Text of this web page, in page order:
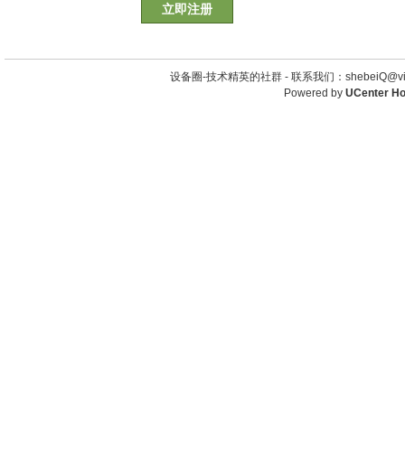
立即注册
设备圈-技术精英的社群 - 联系我们：
Powered by UCenter